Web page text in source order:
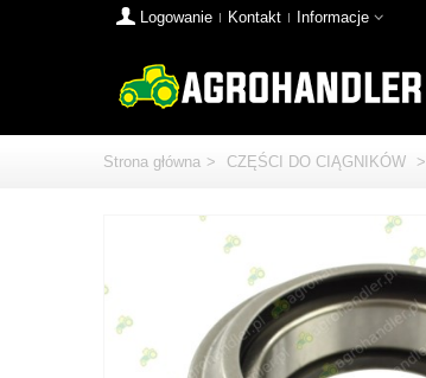
Logowanie Kontakt Informacje
Strona główna > CZĘŚCI DO CIĄGNIKÓW >